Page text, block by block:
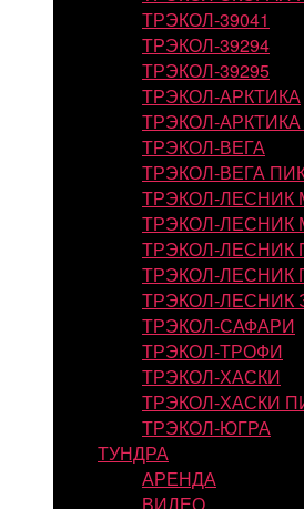
ТРЭКОЛ-39041
ТРЭКОЛ-39294
ТРЭКОЛ-39295
ТРЭКОЛ-АРКТИКА
ТРЭКОЛ-
ТРЭКОЛ-ВЕГА
ТРЭКОЛ-ВЕГА
ТРЭКОЛ-ЛЕСНИК
ТРЭКОЛ-ЛЕСНИК
ТРЭКОЛ-ЛЕСНИК
ТРЭКОЛ-ЛЕСНИК
ТРЭКОЛ-ЛЕСНИК
ТРЭКОЛ-САФАРИ
ТРЭКОЛ-ТРОФИ
ТРЭКОЛ-ХАСКИ
ТРЭКОЛ-ХАСКИ
ТРЭКОЛ-ЮГРА
ТУНДРА
АРЕНДА